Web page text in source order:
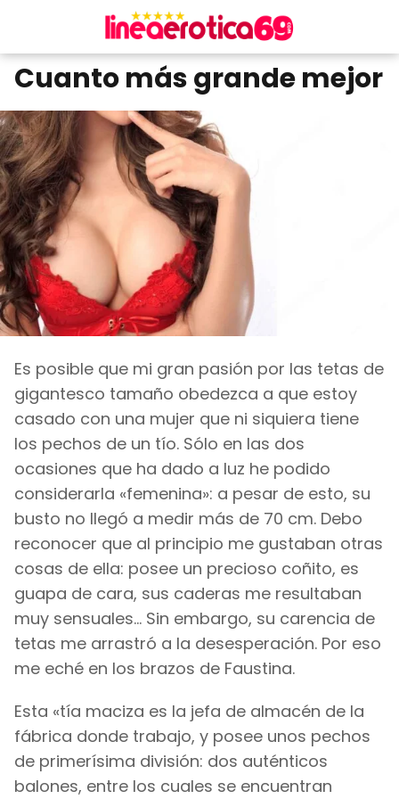
Cuanto más grande mejor
Es posible que mi gran pasión por las tetas de
gigantesco tamaño obedezca a que estoy
casado con una mujer que ni siquiera tiene
los pechos de un tío. Sólo en las dos
ocasiones que ha dado a luz he podido
considerarla «femenina»: a pesar de esto, su
busto no llegó a medir más de 70 cm. Debo
reconocer que al principio me gustaban otras
cosas de ella: posee un precioso coñito, es
guapa de cara, sus caderas me resultaban
muy sensuales... Sin embargo, su carencia de
tetas me arrastró a la desesperación. Por eso
me eché en los brazos de Faustina.
Esta «tía maciza es la jefa de almacén de la
fábrica donde trabajo, y posee unos pechos
de primerísima división: dos auténticos
balones, entre los cuales se encuentran